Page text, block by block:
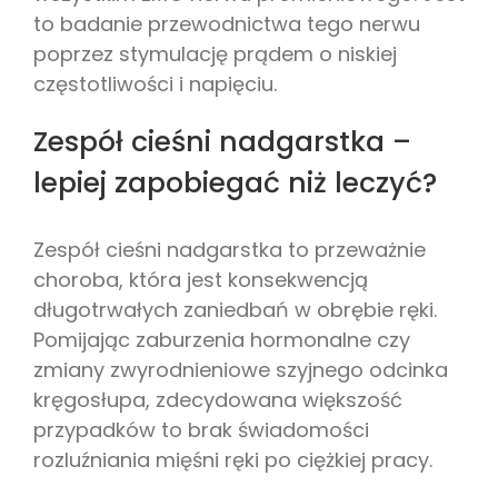
to badanie przewodnictwa tego nerwu
poprzez stymulację prądem o niskiej
częstotliwości i napięciu.
Zespół cieśni nadgarstka –
lepiej zapobiegać niż leczyć?
Zespół cieśni nadgarstka to przeważnie
choroba, która jest konsekwencją
długotrwałych zaniedbań w obrębie ręki.
Pomijając zaburzenia hormonalne czy
zmiany zwyrodnieniowe szyjnego odcinka
kręgosłupa, zdecydowana większość
przypadków to brak świadomości
rozluźniania mięśni ręki po ciężkiej pracy.